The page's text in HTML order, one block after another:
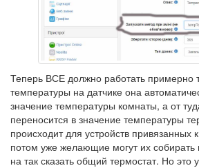
Теперь ВСЕ должно работать примерно
температуры на датчике она
значение температуры комнаты, а от
переносится в значение температуры
происходит для устройств привязанных
потом уже желающие могут их собирать
на так сказать общий термостат. Но это